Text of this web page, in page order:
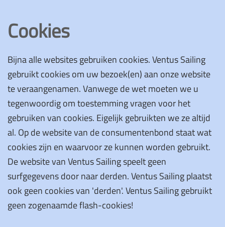
Cookies
Bijna alle websites gebruiken cookies. Ventus Sailing
gebruikt cookies om uw bezoek(en) aan onze website
te veraangenamen. Vanwege de wet moeten we u
tegenwoordig om toestemming vragen voor het
gebruiken van cookies. Eigelijk gebruikten we ze altijd
al. Op de website van de consumentenbond staat wat
cookies zijn en waarvoor ze kunnen worden gebruikt.
De website van Ventus Sailing speelt geen
surfgegevens door naar derden. Ventus Sailing plaatst
ook geen cookies van 'derden'. Ventus Sailing gebruikt
geen zogenaamde flash-cookies!